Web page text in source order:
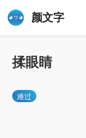
颜文字
揉眼睛
难过